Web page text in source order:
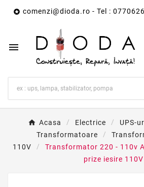
 comenzi@dioda.ro - Tel :

Acasa Electrice
UPS-
Transformatoare
110V
Transformator 220 - 110v
prize iesire 110V